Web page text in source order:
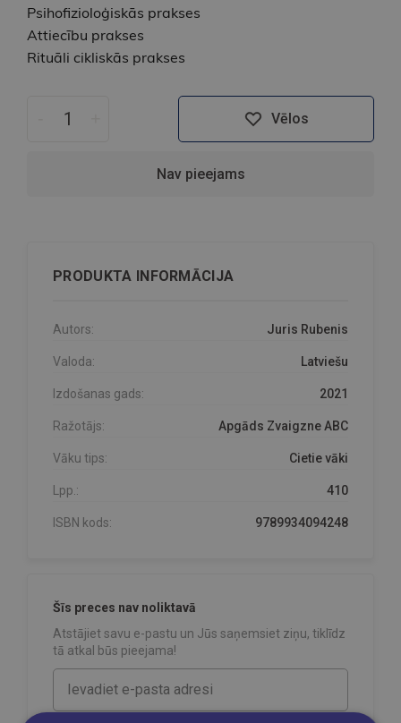
Psihofizioloģiskās prakses
Attiecību prakses
Rituāli cikliskās prakses
Vēlos
Nav pieejams
PRODUKTA INFORMĀCIJA
Autors: Juris Rubenis
Valoda: Latviešu
Izdošanas gads: 2021
Ražotājs: Apgāds Zvaigzne ABC
Vāku tips: Cietie vāki
Lpp.: 410
ISBN kods: 9789934094248
Šīs preces nav noliktavā
Atstājiet savu e-pastu un Jūs saņemsiet ziņu, tiklīdz
tā atkal būs pieejama!